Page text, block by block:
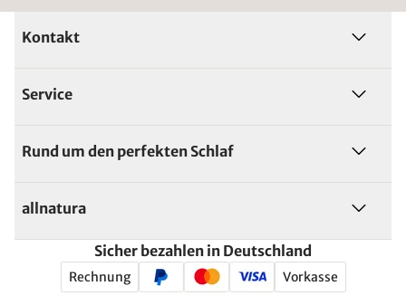
Kontakt
Service
Rund um den perfekten Schlaf
allnatura
Sicher bezahlen in Deutschland
Rechnung Vorkasse